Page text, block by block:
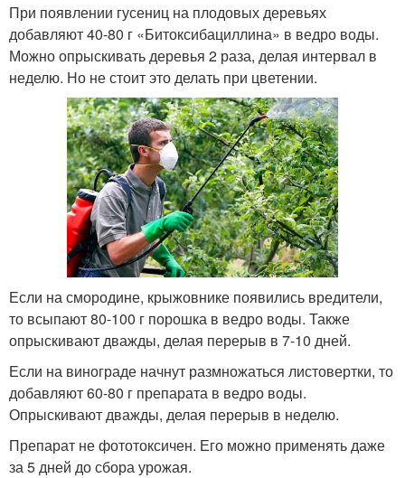
При появлении гусениц на плодовых деревьях
добавляют 40-80 г «Битоксибациллина» в ведро воды.
Можно опрыскивать деревья 2 раза, делая интервал в
неделю. Но не стоит это делать при цветении.
Если на смородине, крыжовнике появились вредители,
то всыпают 80-100 г порошка в ведро воды. Также
опрыскивают дважды, делая перерыв в 7-10 дней.
Если на винограде начнут размножаться листовертки, то
добавляют 60-80 г препарата в ведро воды.
Опрыскивают дважды, делая перерыв в неделю.
Препарат не фототоксичен. Его можно применять даже
за 5 дней до сбора урожая.